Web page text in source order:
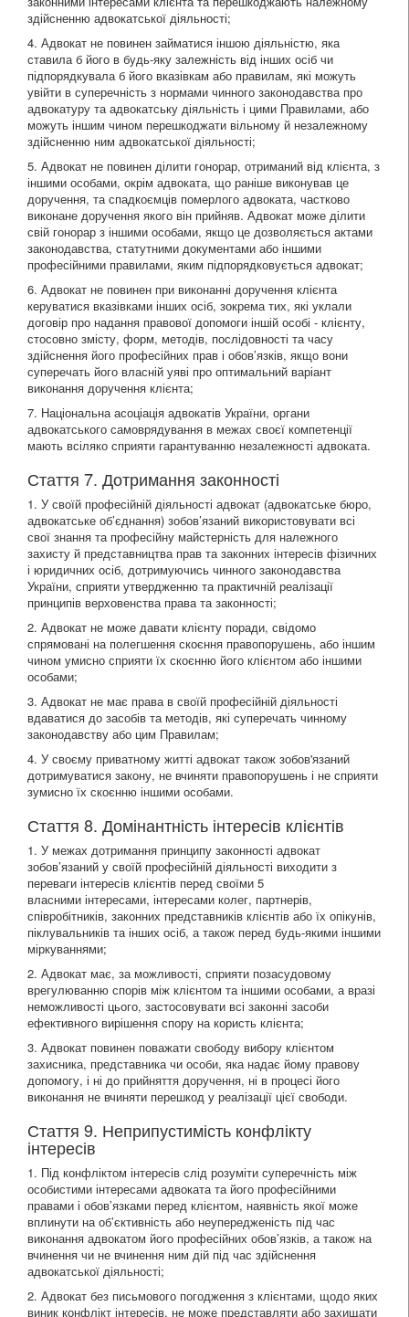
здійсненню адвокатської діяльності;
4. Адвокат не повинен займатися іншою діяльністю, яка
ставила б його в будь-яку залежність від інших осіб чи
підпорядкувала б його вказівкам або правилам, які можуть
увійти в суперечність з нормами чинного законодавства про
адвокатуру та адвокатську діяльність і цими Правилами, або
можуть іншим чином перешкоджати вільному й незалежному
здійсненню ним адвокатської діяльності;
5. Адвокат не повинен ділити гонорар, отриманий від клієнта, з
іншими особами, окрім адвоката, що раніше виконував це
доручення, та спадкоємців померлого адвоката, частково
виконане доручення якого він прийняв. Адвокат може ділити
свій гонорар з іншими особами, якщо це дозволяється актами
законодавства, статутними документами або іншими
професійними правилами, яким підпорядковується адвокат;
6. Адвокат не повинен при виконанні доручення клієнта
керуватися вказівками інших осіб, зокрема тих, які уклали
договір про надання правової допомоги іншій особі - клієнту,
стосовно змісту, форм, методів, послідовності та часу
здійснення його професійних прав і обов’язків, якщо вони
суперечать його власній уяві про оптимальний варіант
виконання доручення клієнта;
7. Національна асоціація адвокатів України, органи
адвокатського самоврядування в межах своєї компетенції
мають всіляко сприяти гарантуванню незалежності адвоката.
Стаття 7. Дотримання законності
1. У своїй професійній діяльності адвокат (адвокатське бюро,
адвокатське об’єднання) зобов’язаний використовувати всі
свої знання та професійну майстерність для належного
захисту й представництва прав та законних інтересів фізичних
і юридичних осіб, дотримуючись чинного законодавства
України, сприяти утвердженню та практичній реалізації
принципів верховенства права та законності;
2. Адвокат не може давати клієнту поради, свідомо
спрямовані на полегшення скоєння правопорушень, або іншим
чином умисно сприяти їх скоєнню його клієнтом або іншими
особами;
3. Адвокат не має права в своїй професійній діяльності
вдаватися до засобів та методів, які суперечать чинному
законодавству або цим Правилам;
4. У своєму приватному житті адвокат також зобов'язаний
дотримуватися закону, не вчиняти правопорушень і не сприяти
зумисно їх скоєнню іншими особами.
Стаття 8. Домінантність інтересів клієнтів
1. У межах дотримання принципу законності адвокат
зобов’язаний у своїй професійній діяльності виходити з
переваги інтересів клієнтів перед своїми 5
власними інтересами, інтересами колег, партнерів,
співробітників, законних представників клієнтів або їх опікунів,
піклувальників та інших осіб, а також перед будь-якими іншими
міркуваннями;
2. Адвокат має, за можливості, сприяти позасудовому
врегулюванню спорів між клієнтом та іншими особами, а вразі
неможливості цього, застосовувати всі законні засоби
ефективного вирішення спору на користь клієнта;
3. Адвокат повинен поважати свободу вибору клієнтом
захисника, представника чи особи, яка надає йому правову
допомогу, і ні до прийняття доручення, ні в процесі його
виконання не вчиняти перешкод у реалізації цієї свободи.
Стаття 9. Неприпустимість конфлікту
інтересів
1. Під конфліктом інтересів слід розуміти суперечність між
особистими інтересами адвоката та його професійними
правами і обов’язками перед клієнтом, наявність якої може
вплинути на об’єктивність або неупередженість під час
виконання адвокатом його професійних обов’язків, а також на
вчинення чи не вчинення ним дій під час здійснення
адвокатської діяльності;
2. Адвокат без письмового погодження з клієнтами, щодо яких
виник конфлікт інтересів, не може представляти або захищати